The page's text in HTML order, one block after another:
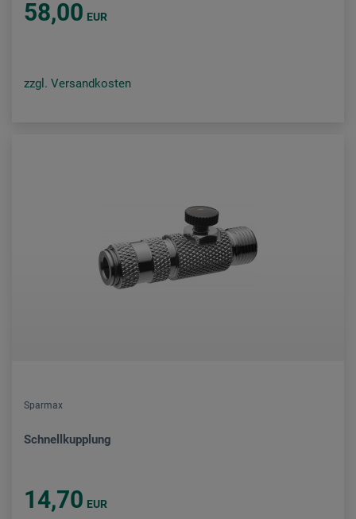
58,00 EUR
zzgl. Versandkosten
Sparmax
Schnellkupplung
14,70 EUR